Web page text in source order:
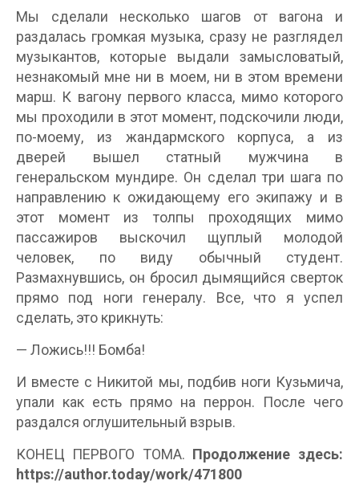
Мы сделали несколько шагов от вагона и
раздалась громкая музыка, сразу не разглядел
музыкантов, которые выдали замысловатый,
незнакомый мне ни в моем, ни в этом времени
марш. К вагону первого класса, мимо которого
мы проходили в этот момент, подскочили люди,
по-моему, из жандармского корпуса, а из
дверей вышел статный мужчина в
генеральском мундире. Он сделал три шага по
направлению к ожидающему его экипажу и в
этот момент из толпы проходящих мимо
пассажиров выскочил щуплый молодой
человек, по виду обычный студент.
Размахнувшись, он бросил дымящийся сверток
прямо под ноги генералу. Все, что я успел
сделать, это крикнуть:
— Ложись!!! Бомба!
И вместе с Никитой мы, подбив ноги Кузьмича,
упали как есть прямо на перрон. После чего
раздался оглушительный взрыв.
КОНЕЦ ПЕРВОГО ТОМА. Продолжение здесь:
https://author.today/work/471800